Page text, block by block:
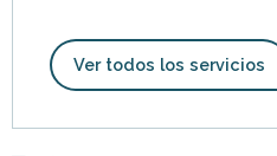
Ver todos los servicios